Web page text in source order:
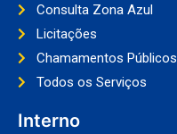
Consulta Zona Azul
Licitações
Chamamentos Públicos
Todos os Serviços
Interno